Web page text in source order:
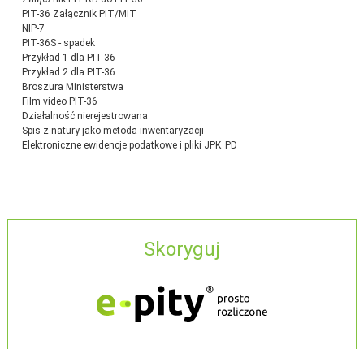
PIT-36 Załącznik PIT/MIT
NIP-7
PIT-36S - spadek
Przykład 1 dla PIT-36
Przykład 2 dla PIT-36
Broszura Ministerstwa
Film video PIT-36
Działalność nierejestrowana
Spis z natury jako metoda inwentaryzacji
Elektroniczne ewidencje podatkowe i pliki JPK_PD
Skoryguj